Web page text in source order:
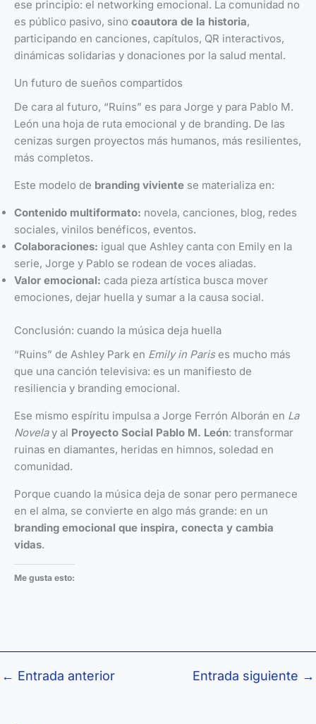
ese principio: el networking emocional. La comunidad no
es público pasivo, sino coautora de la historia,
participando en canciones, capítulos, QR interactivos,
dinámicas solidarias y donaciones por la salud mental.
Un futuro de sueños compartidos
De cara al futuro, “Ruins” es para Jorge y para Pablo M.
León una hoja de ruta emocional y de branding. De las
cenizas surgen proyectos más humanos, más resilientes,
más completos.
Este modelo de branding viviente se materializa en:
Contenido multiformato: novela, canciones, blog, redes
sociales, vinilos benéficos, eventos.
Colaboraciones: igual que Ashley canta con Emily en la
serie, Jorge y Pablo se rodean de voces aliadas.
Valor emocional: cada pieza artística busca mover
emociones, dejar huella y sumar a la causa social.
Conclusión: cuando la música deja huella
“Ruins” de Ashley Park en Emily in Parises mucho más
que una canción televisiva: es un manifiesto de
resiliencia y branding emocional.
Ese mismo espíritu impulsa a Jorge Ferrón Alborán en La
Novelay al Proyecto Social Pablo M. León: transformar
ruinas en diamantes, heridas en himnos, soledad en
comunidad.
Porque cuando la música deja de sonar pero permanece
en el alma, se convierte en algo más grande: en un
branding emocional que inspira, conecta y cambia
vidas.
Me gusta esto:
← Entrada anterior Entrada siguiente →